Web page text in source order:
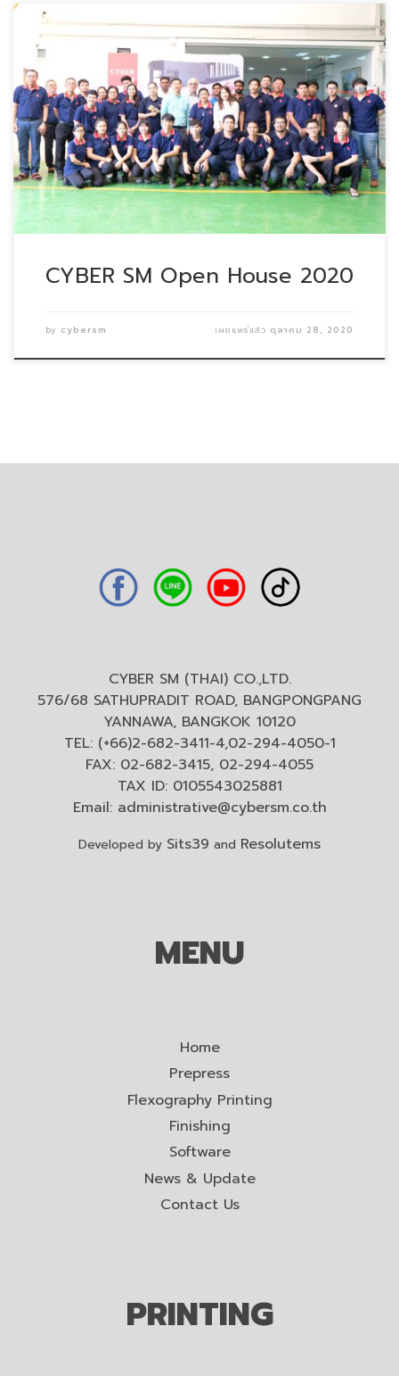
Cyber SM เปิดบ้าน สำหรับลูกค้า นักศึกษาและผู้ที่สน […]
CYBER SM Open House 2020
by cybersm เผยแพร่แล้ว ตุลาคม 28, 2020
CYBER SM (THAI) CO.,LTD.
576/68 SATHUPRADIT ROAD, BANGPONGPANG
YANNAWA, BANGKOK 10120
TEL: (+66)2-682-3411-4,02-294-4050-1
FAX: 02-682-3415, 02-294-4055
TAX ID: 0105543025881
Email: administrative@cybersm.co.th
Developed by Sits39 and Resolutems
MENU
Home
Prepress
Flexography Printing
Finishing
Software
News & Update
Contact Us
PRINTING